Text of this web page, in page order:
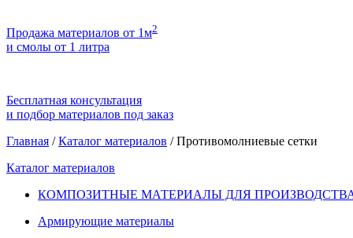
Продажа материалов от 1м2
и смолы от 1 литра
Бесплатная консультация
и подбор материалов под заказ
Главная / Каталог материалов /Противомолниевые сетки
Каталог материалов
КОМПОЗИТНЫЕ МАТЕРИАЛЫ ДЛЯ
Армирующие материалы